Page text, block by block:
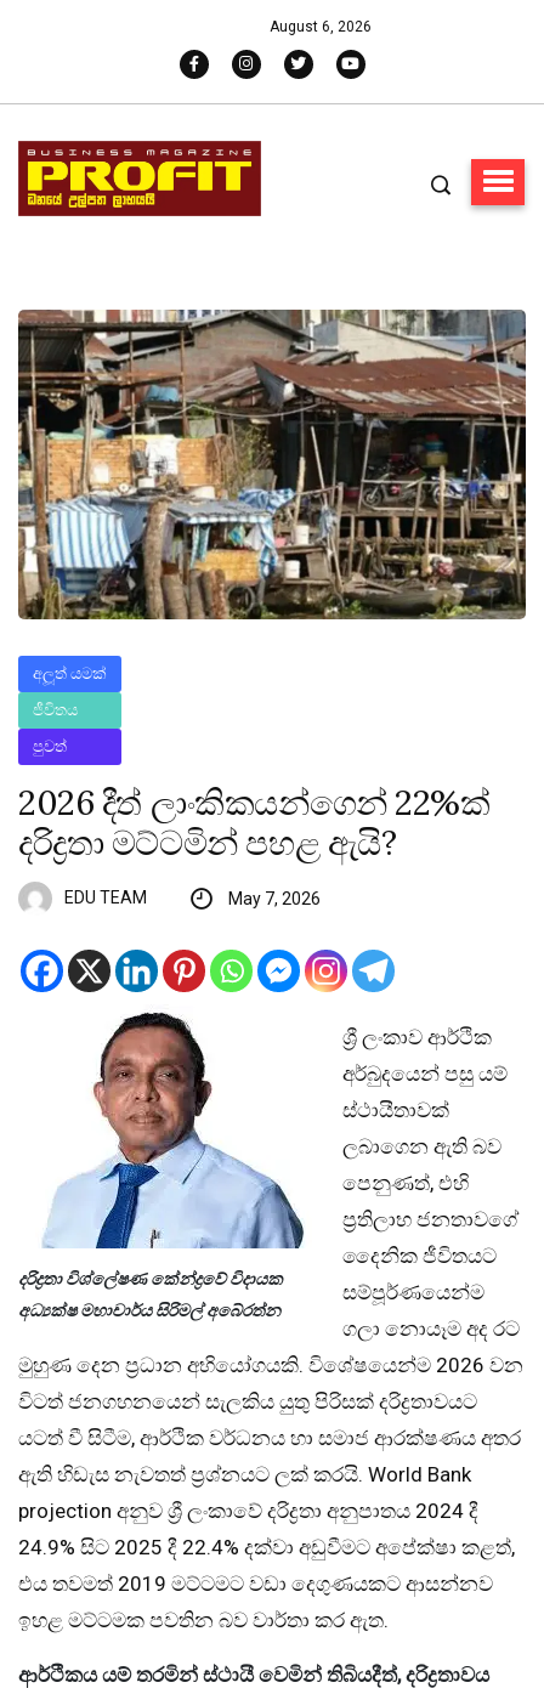
August 6, 2026
අලූත් යමක්
ජීවිතය
පුවත්
2026 දීත් ලාංකිකයන්ගෙන් 22%ක්
දරිද්‍රතා මට්ටමින් පහළ ඇයි?
EDU TEAM May 7, 2026
දරිද්‍රතා විශ්ලේෂණ කේන්ද්‍රවේ විදායක
අධ්‍යක්ෂ මහාචාර්ය සිරිමල් අබේරත්න
ශ්‍රී ලංකාව ආර්ථික
අර්බුදයෙන් පසු යම්
ස්ථායීතාවක්
ලබාගෙන ඇති බව
පෙනුණත්, එහි
ප්‍රතිලාභ ජනතාවගේ
දෛනික ජීවිතයට
සම්පූර්ණයෙන්ම
ගලා නොයෑම අද රට
මුහුණ දෙන ප්‍රධාන අභියෝගයකි. විශේෂයෙන්ම 2026 වන
විටත් ජනගහනයෙන් සැලකිය යුතු පිරිසක් දරිද්‍රතාවයට
යටත් වී සිටීම, ආර්ථික වර්ධනය හා සමාජ ආරක්ෂණය අතර
ඇති හිඩැස නැවතත් ප්‍රශ්නයට ලක් කරයි. World Bank
projection අනුව ශ්‍රී ලංකාවේ දරිද්‍රතා අනුපාතය 2024 දී
24.9% සිට 2025 දී 22.4% දක්වා අඩුවීමට අපේක්ෂා කළත්,
එය තවමත් 2019 මට්ටමට වඩා දෙගුණයකට ආසන්නව
ඉහළ මට්ටමක පවතින බව වාර්තා කර ඇත.
ආර්ථිකය යම් තරමින් ස්ථායී වෙමින් තිබියදීත්,දරිද්‍රතාවය